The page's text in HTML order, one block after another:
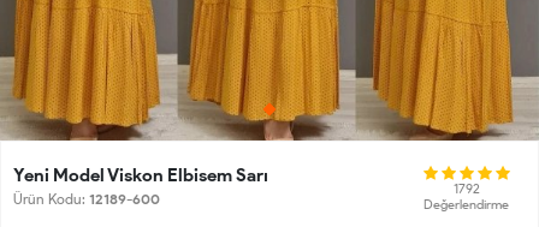
Yeni Model Viskon Elbisem Sarı
Ürün Kodu: 12189-600
1792
Değerlendirme